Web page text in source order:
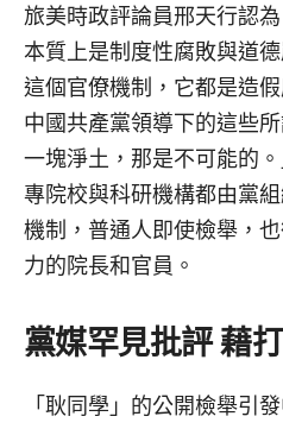
旅美時政評論員邢天行認
本質上是制度性腐敗與道
這個官僚機制，它都是造
中國共產黨領導下的這些
一塊淨土，那是不可能的
專院校與科研機構都由黨
機制，普通人即使檢舉，
力的院長和官員。
黨媒罕見批評 藉
「耿同學」的公開檢舉引